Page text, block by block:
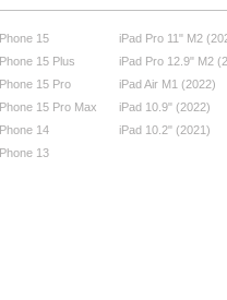
15
15 Plus
15 Pro
15 Pro Max
14
13
iPad Pro 11" M2
iPad Pro 12.9" M2
iPad Air M1 (2022)
iPad 10.9" (2022)
iPad 10.2" (2021)